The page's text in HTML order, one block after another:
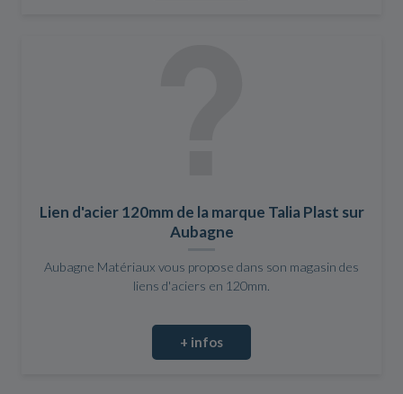
Lien d'acier 120mm de la marque Talia Plast sur
Aubagne
Aubagne Matériaux vous propose dans son magasin des
liens d'aciers en 120mm.
+ infos